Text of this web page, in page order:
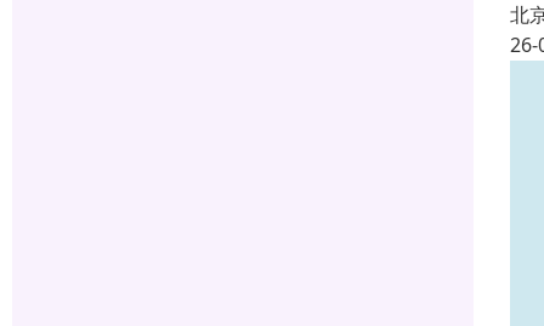
北
26-